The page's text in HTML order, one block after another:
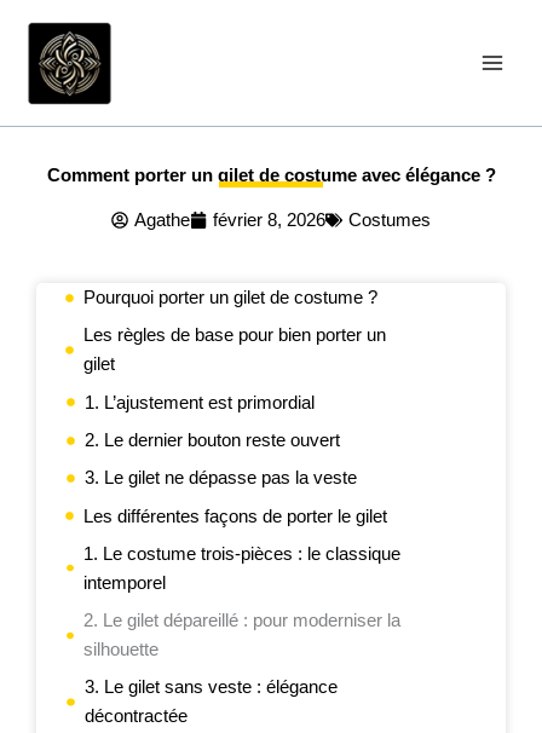
contenu
Comment porter un gilet de costume avec élégance ?
Agathe février 8, 2026 Costumes
Pourquoi porter un gilet de costume ?
Les règles de base pour bien porter un
gilet
1. L’ajustement est primordial
2. Le dernier bouton reste ouvert
3. Le gilet ne dépasse pas la veste
Les différentes façons de porter le gilet
1. Le costume trois-pièces : le classique
intemporel
2. Le gilet dépareillé : pour moderniser la
silhouette
3. Le gilet sans veste : élégance
décontractée